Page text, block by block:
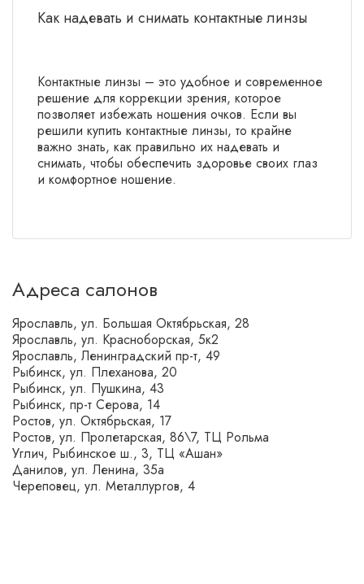
Как надевать и снимать контактные линзы
Контактные линзы – это удобное и современное
решение для коррекции зрения, которое
позволяет избежать ношения очков. Если вы
решили купить контактные линзы, то крайне
важно знать, как правильно их надевать и
снимать, чтобы обеспечить здоровье своих глаз
и комфортное ношение.
Адреса салонов
Ярославль, ул. Большая Октябрьская, 28
Ярославль, ул. Красноборская, 5к2
Ярославль, Ленинградский пр-т, 49
Рыбинск, ул. Плеханова, 20
Рыбинск, ул. Пушкина, 43
Рыбинск, пр-т Серова, 14
Ростов, ул. Октябрьская, 17
Ростов, ул. Пролетарская, 86\7, ТЦ Рольма
Углич, Рыбинское ш., 3, ТЦ «Ашан»
Данилов, ул. Ленина, 35а
Череповец, ул. Металлургов, 4